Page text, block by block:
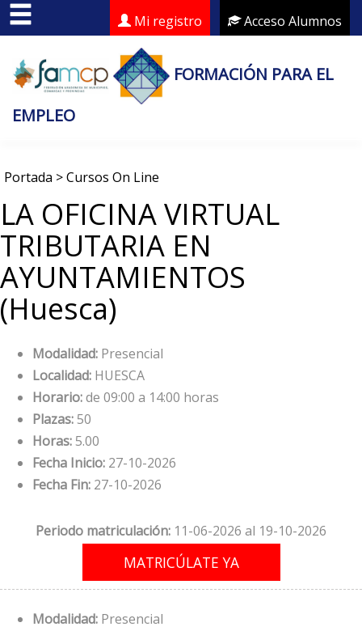
Acceso Alumnos
Mi registro
FORMACIÓN PARA EL
EMPLEO
Portada >Cursos On Line
LA OFICINA VIRTUAL
TRIBUTARIA EN
AYUNTAMIENTOS
(Huesca)
Modalidad: Presencial
Localidad: HUESCA
Horario:de 09:00 a 14:00 horas
Plazas:50
Horas:5.00
Fecha Inicio: 27-10-2026
Fecha Fin: 27-10-2026
Periodo matriculación: 11-06-2026 al 19-10-2026
Modalidad: Presencial